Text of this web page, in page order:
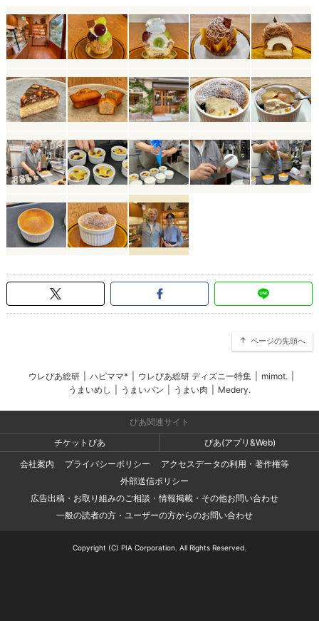
ページの先頭へ
ウレぴあ総研 ハピママ* ウレぴあ総研 ディズニー特集 mimot.
うまいめし
うまいパン うまい肉 Medery.
ぴあ関連サイト
チケットぴあ
ぴあ(アプリ&Web)
会社案内
プライバシーポリシー
アクセスデータの利用・著作権等
外部送信ポリシー
広告出稿・お取り組みのご相談・情報掲載・その他お問い合わせ
一般の読者の方・ユーザーの方からのお問い合わせ
Copyright (C) PIA Corporation. All Rights Reserved.